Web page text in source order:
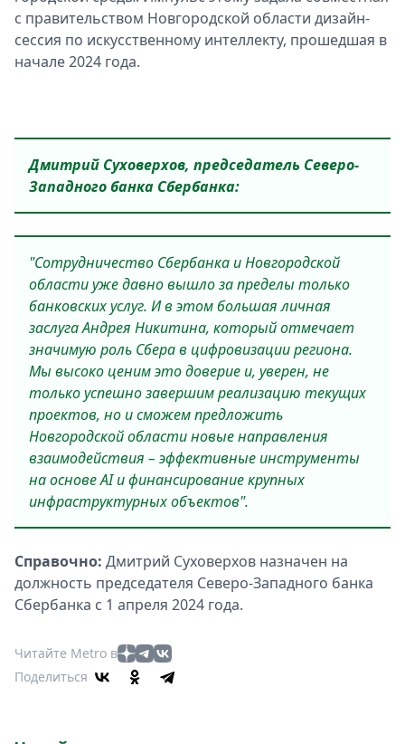
с правительством Новгородской области дизайн-
сессия по искусственному интеллекту, прошедшая в
начале 2024 года.
Дмитрий Суховерхов, председатель Северо-
Западного банка Сбербанка:
"Сотрудничество Сбербанка и Новгородской
области уже давно вышло за пределы только
банковских услуг. И в этом большая личная
заслуга Андрея Никитина, который отмечает
значимую роль Сбера в цифровизации региона.
Мы высоко ценим это доверие и, уверен, не
только успешно завершим реализацию текущих
проектов, но и сможем предложить
Новгородской области новые направления
взаимодействия – эффективные инструменты
на основеAIи финансирование крупных
инфраструктурных объектов".
Справочно: Дмитрий Суховерхов назначен на
должность председателя Северо-Западного банка
Сбербанка с 1 апреля 2024 года.
Читайте Metro в
Поделиться